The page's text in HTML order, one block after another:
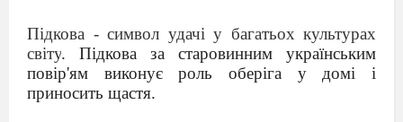
Підкова - символ удачі у багатьох культурах
світу. Підкова за старовинним українським
повір'ям виконує роль оберіга у домі і
приносить щастя.